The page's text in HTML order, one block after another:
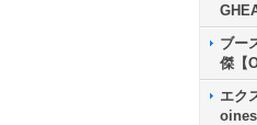
ブー
傑【
エク